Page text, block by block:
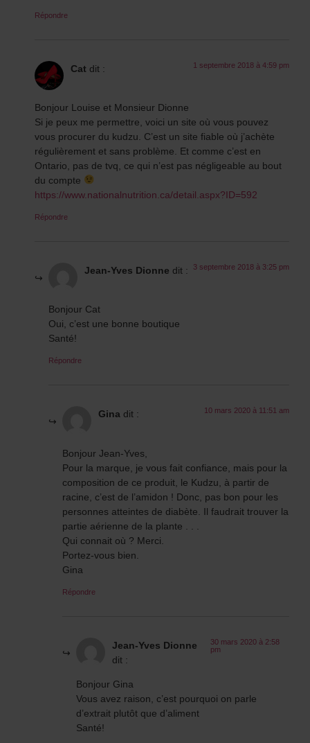
Répondre
Cat dit : 1 septembre 2018 à 4:59 pm
Bonjour Louise et Monsieur Dionne
Si je peux me permettre, voici un site où vous pouvez
vous procurer du kudzu. C’est un site fiable où j’achète
régulièrement et sans problème. Et comme c’est en
Ontario, pas de tvq, ce qui n’est pas négligeable au bout
du compte
https://www.nationalnutrition.ca/detail.aspx?ID=592
Répondre
Jean-Yves Dionne dit : 3 septembre 2018 à 3:25 pm
Bonjour Cat
Oui, c’est une bonne boutique
Santé!
Répondre
Gina dit : 10 mars 2020 à 11:51 am
Bonjour Jean-Yves,
Pour la marque, je vous fait confiance, mais pour la
composition de ce produit, le Kudzu, à partir de
racine, c’est de l’amidon ! Donc, pas bon pour les
personnes atteintes de diabète. Il faudrait trouver la
partie aérienne de la plante . . .
Qui connait où ? Merci.
Portez-vous bien.
Gina
Répondre
Jean-Yves Dionne
dit :
30 mars 2020 à 2:58
pm
Bonjour Gina
Vous avez raison, c’est pourquoi on parle
d’extrait plutôt que d’aliment
Santé!